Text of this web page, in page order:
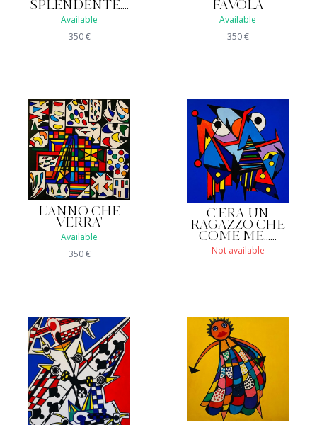
SPLENDENTE....
Available
350€
FAVOLA
Available
350€
L'ANNO CHE
VERRA'
Available
350€
C'ERA UN
RAGAZZO CHE
COME ME......
Not available